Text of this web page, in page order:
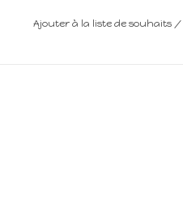
Ajouter à la liste de souhaits /